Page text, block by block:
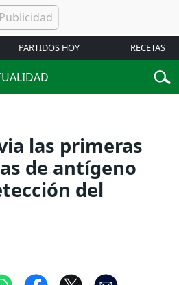
PARTIDOS HOY RECETAS
las primeras
de antígeno
del